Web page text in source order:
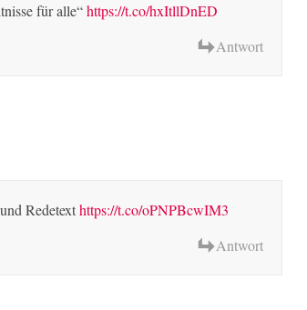
für alle“https://t.co/hxItllDnED
Antwort
Redetexthttps://t.co/oPNPBcwIM3
Antwort